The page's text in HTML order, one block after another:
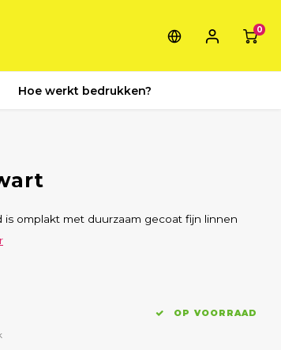
0
Hoe werkt bedrukken?
omplakt met duurzaam gecoat fijn linnen
OP VOORRAAD